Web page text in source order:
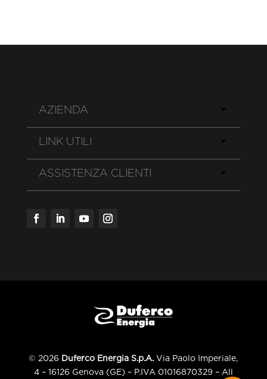
AZIENDA
LINK UTILI
ASSISTENZA CLIENTI
© 2026 Duferco Energia S.p.A. Via Paolo Imperiale,
4 – 16126 Genova (GE) – P.IVA 01016870329 – All